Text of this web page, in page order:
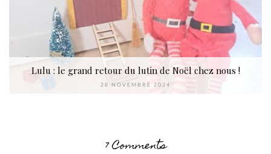
Lulu : le grand retour du lutin de Noël chez nous !
28 NOVEMBRE 2024
7 Comments